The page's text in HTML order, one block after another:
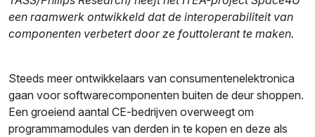
een raamwerk ontwikkeld dat de interoperabiliteit van
componenten verbetert door ze fouttolerant te maken.
Steeds meer ontwikkelaars van consumentenelektronica
gaan voor softwarecomponenten buiten de deur shoppen.
Een groeiend aantal CE-bedrijven overweegt om
programmamodules van derden in te kopen en deze als